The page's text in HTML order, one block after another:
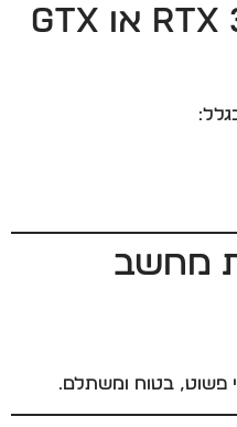
האם עדיף RTX 3050 או GTX
מחשב
פשוט, בטוח ומשתלם.